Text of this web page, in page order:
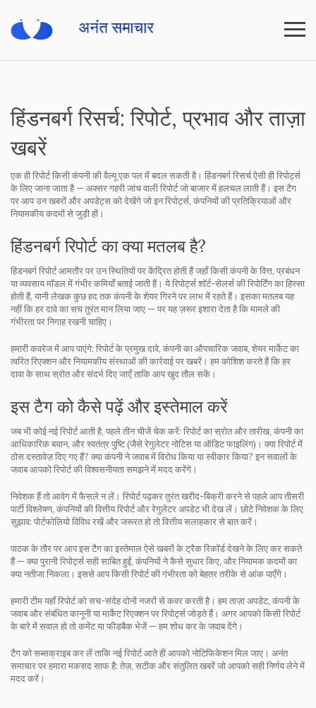
हिंडनबर्ग रिसर्च: रिपोर्ट, प्रभाव और ताज़ा
खबरें
एक ही रिपोर्ट किसी कंपनी की वैल्यू एक पल में बदल सकती है। हिंडनबर्ग रिसर्च ऐसी ही रिपोर्ट्स
के लिए जाना जाता है — अक्सर गहरी जांच वाली रिपोर्ट जो बाजार में हलचल लाती हैं। इस टैग
पर आप उन खबरों और अपडेट्स को देखेंगे जो इन रिपोर्ट्स, कंपनियों की प्रतिक्रियाओं और
नियामकीय कदमों से जुड़ी हों।
हिंडनबर्ग रिपोर्ट का क्या मतलब है?
हिंडनबर्ग रिपोर्ट आमतौर पर उन स्थितियों पर केंद्रित होती हैं जहाँ किसी कंपनी के वित्त, प्रबंधन
या व्यवसाय मॉडल में गंभीर कमियाँ बताई जाती हैं। ये रिपोर्ट्स शॉर्ट-सेलर्स की रिपोर्टिंग का हिस्सा
होती हैं, यानी लेखक कुछ हद तक कंपनी के शेयर गिरने पर लाभ में रहते हैं। इसका मतलब यह
नहीं कि हर दावे का सच तुरंत मान लिया जाए — पर यह ज़रूर इशारा देता है कि मामले की
गंभीरता पर निगाह रखनी चाहिए।
हमारी कवरेज में आप पाएंगे: रिपोर्ट के प्रमुख दावे, कंपनी का औपचारिक जवाब, शेयर मार्केट का
त्वरित रिएक्शन और नियामकीय संस्थाओं की कार्रवाई पर खबरें। हम कोशिश करते हैं कि हर
दावा के साथ स्रोत और संदर्भ दिए जाएँ ताकि आप खुद तौल सकें।
इस टैग को कैसे पढ़ें और इस्तेमाल करें
जब भी कोई नई रिपोर्ट आती है, पहले तीन चीजें चेक करें: रिपोर्ट का स्रोत और तारीख, कंपनी का
आधिकारिक बयान, और स्वतंत्र पुष्टि (जैसे रेगुलेटर नोटिस या ऑडिट फाइलिंग)। क्या रिपोर्ट में
ठोस दस्तावेज़ दिए गए हैं? क्या कंपनी ने जवाब में विरोध किया या स्वीकार किया? इन सवालों के
जवाब आपको रिपोर्ट की विश्वसनीयता समझने में मदद करेंगे।
निवेशक हैं तो आवेग में फैसले न लें। रिपोर्ट पढ़कर तुरंत खरीद-बिक्री करने से पहले आप तीसरी
पार्टी विश्लेषण, कंपनियों की वित्तीय रिपोर्ट और रेगुलेटर अपडेट भी देख लें। छोटे निवेशक के लिए
सुझाव: पोर्टफोलियो विविध रखें और जरूरत हो तो वित्तीय सलाहकार से बात करें।
पाठक के तौर पर आप इस टैग का इस्तेमाल ऐसे खबरों के ट्रैक रिकॉर्ड देखने के लिए कर सकते
हैं — क्या पुरानी रिपोर्ट्स सही साबित हुईं, कंपनियों ने कैसे सुधार किए, और नियामक कदमों का
क्या नतीजा निकला। इससे आप किसी रिपोर्ट की गंभीरता को बेहतर तरीके से आंक पाएँगे।
हमारी टीम यहाँ रिपोर्ट को सच-संदेह दोनों नजरों से कवर करती है। हम ताज़ा अपडेट, कंपनी के
जवाब और संबंधित कानूनी या मार्केट रिएक्शन पर रिपोर्ट्स जोड़ते हैं। अगर आपको किसी रिपोर्ट
के बारे में सवाल हो तो कमेंट या फीडबैक भेजें — हम शोध कर के जवाब देंगे।
टैग को सब्सक्राइब कर लें ताकि नई रिपोर्ट आते ही आपको नोटिफिकेशन मिल जाए। अनंत
समाचार पर हमारा मकसद साफ है: तेज़, सटीक और संतुलित खबरें जो आपको सही निर्णय लेने में
मदद करें।